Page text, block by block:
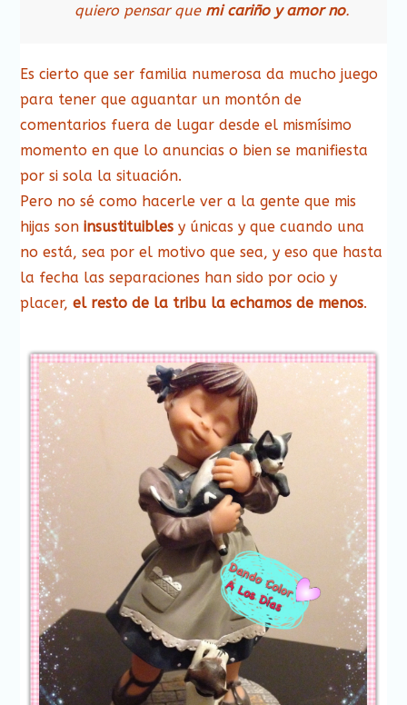
quiero pensar que mi cariño y amor no.
Es cierto que ser familia numerosa da mucho juego
para tener que aguantar un montón de
comentarios fuera de lugar desde el mismísimo
momento en que lo anuncias o bien se manifiesta
por si sola la situación.
Pero no sé como hacerle ver a la gente que mis
hijas soninsustituibles y únicas y que cuando una
no está, sea por el motivo que sea, y eso que hasta
la fecha las separaciones han sido por ocio y
placer, el resto de la tribu la echamos de menos.